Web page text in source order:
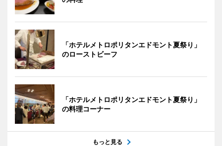
「ホテルメトロポリタンエドモント夏祭り」
のローストビーフ
「ホテルメトロポリタンエドモント夏祭り」
の料理コーナー
もっと見る